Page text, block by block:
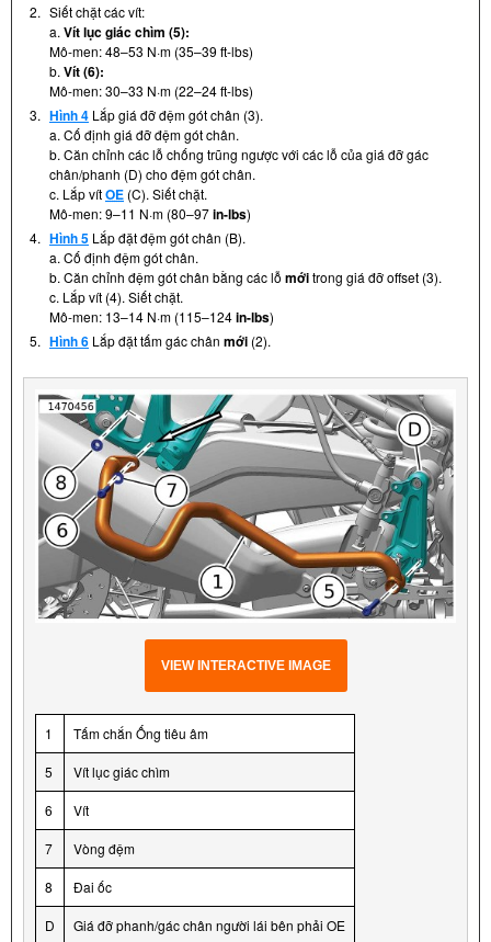
2. Siết chặt các vít:
a. Vít lục giác chìm (5):
Mô-men: 48–53 N·m (35–39 ft-lbs)
b. Vít (6):
Mô-men: 30–33 N·m (22–24 ft-lbs)
3. Hình 4 Lắp giá đỡ đệm gót chân (3).
a. Cố định giá đỡ đệm gót chân.
b. Căn chỉnh các lỗ chống trũng ngược với các lỗ của giá đỡ gác
chân/phanh (D) cho đệm gót chân.
c. Lắp vítOE (C). Siết chặt.
Mô-men: 9–11 N·m (80–97in-lbs)
4. Hình 5 Lắp đặt đệm gót chân (B).
a. Cố định đệm gót chân.
b. Căn chỉnh đệm gót chân bằng các lỗ mớitrong giá đỡ offset (3).
c. Lắp vít (4). Siết chặt.
Mô-men: 13–14 N·m (115–124in-lbs)
5. Hình 6 Lắp đặt tấm gác chân mới (2).
VIEW INTERACTIVE IMAGE
1 Tấm chắn Ống tiêu âm
5 Vít lục giác chìm
6 Vít
7 Vòng đệm
8 Đai ốc
D Giá đỡ phanh/gác chân người lái bên phải OE